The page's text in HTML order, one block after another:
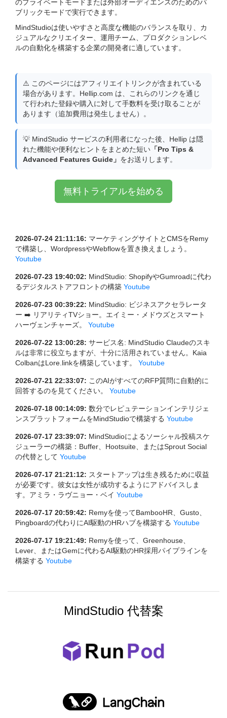
のプライベートモードまたは外部オーディエンスのためのパ
ブリックモードで実行できます。
MindStudioは使いやすさと高度な機能のバランスを取り、カ
ジュアルなクリエイター、運用チーム、プロダクションレベ
ルの自動化を構築する企業の開発者に適しています。
⚠️ このページにはアフィリエイトリンクが含まれている
場合があります。Hellip.com は、これらのリンクを通じ
て行われた登録や購入に対して手数料を受け取ることが
あります（追加費用は発生しません）。
💡 MindStudio サービスの利用者になった後、Hellip は隠
れた機能や便利なヒントをまとめた短い 「Pro Tips &
Advanced Features Guide」 をお送りします。
無料トライアルを始める
2026-07-24 21:11:16: マーケティングサイトとCMSをRemy
で構築し、WordpressやWebflowを置き換えましょう。
Youtube
2026-07-23 19:40:02: MindStudio: ShopifyやGumroadに代わ
るデジタルストアフロントの構築 Youtube
2026-07-23 00:39:22: MindStudio: ビジネスアクセラレータ
ー ➡️ リアリティTVショー。エイミー・メドウズとスマート
ハーヴェンチャーズ。 Youtube
2026-07-22 13:00:28: サービス名: MindStudio Claudeのスキ
ルは非常に役立ちますが、十分に活用されていません。Kaia
ColbanはLore.linkを構築しています。 Youtube
2026-07-21 22:33:07: このAIがすべてのRFP質問に自動的に
回答するのを見てください。 Youtube
2026-07-18 00:14:09: 数分でレピュテーションインテリジェ
ンスプラットフォームをMindStudioで構築する Youtube
2026-07-17 23:39:07: MindStudioによるソーシャル投稿スケ
ジューラーの構築：Buffer、Hootsuite、またはSprout Social
の代替として Youtube
2026-07-17 21:21:12: スタートアップは生き残るために収益
が必要です。彼女は女性が成功するようにアドバイスしま
す。アミラ・ラヴニョー・ベイ Youtube
2026-07-17 20:59:42: Remyを使ってBambooHR、Gusto、
Pingboardの代わりにAI駆動のHRハブを構築する Youtube
2026-07-17 19:21:49: Remyを使って、Greenhouse、
Lever、またはGemに代わるAI駆動のHR採用パイプラインを
構築する Youtube
MindStudio 代替案